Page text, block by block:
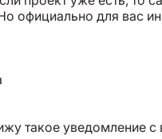
официально для вас
такое уведомление